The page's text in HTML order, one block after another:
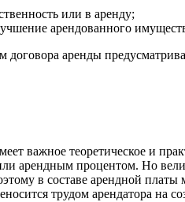
или в аренду;
арендованного
договора аренды
важное теоретическое и
арендным процентом. Но
в составе арендной
трудом арендатора на